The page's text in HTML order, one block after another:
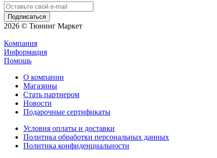
2026 © Тюнинг Маркет
Компания
Информация
Помощь
О компании
Магазины
Стать партнером
Новости
Подарочные сертификаты
Условия оплаты и доставки
Политика обработки персональных данных
Политика конфиденциальности